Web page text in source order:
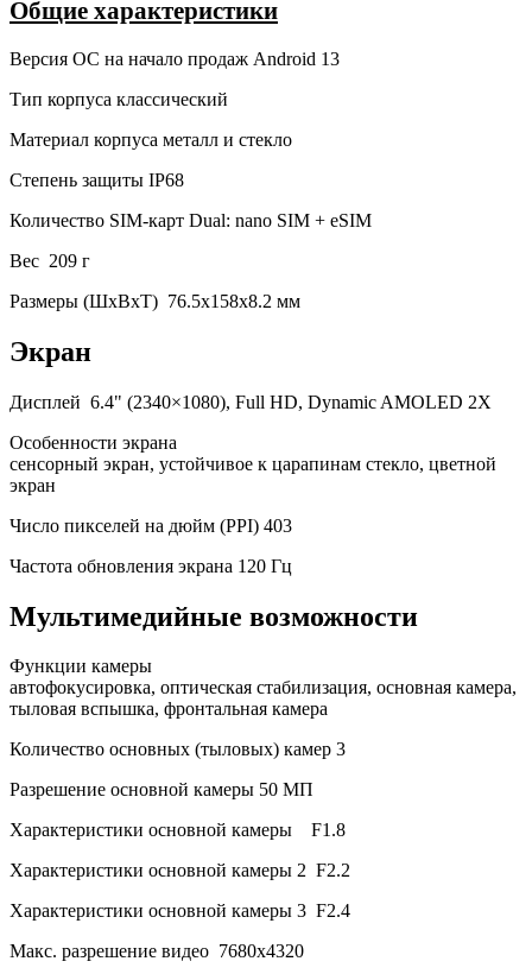
Общие характеристики
Версия ОС на начало продаж Android 13
Тип корпуса классический
Материал корпуса металл и стекло
Степень защиты IP68
Количество SIM-карт Dual: nano SIM + eSIM
Вес 209 г
Размеры (ШxВxТ) 76.5x158x8.2 мм
Экран
Дисплей 6.4" (2340×1080), Full HD, Dynamic AMOLED 2X
Особенности экрана
сенсорный экран, устойчивое к царапинам стекло, цветной
экран
Число пикселей на дюйм (PPI) 403
Частота обновления экрана 120 Гц
Мультимедийные возможности
Функции камеры
автофокусировка, оптическая стабилизация, основная камера,
тыловая вспышка, фронтальная камера
Количество основных (тыловых) камер 3
Разрешение основной камеры 50 МП
Характеристики основной камеры F1.8
Характеристики основной камеры 2 F2.2
Характеристики основной камеры 3 F2.4
Макс. разрешение видео 7680x4320